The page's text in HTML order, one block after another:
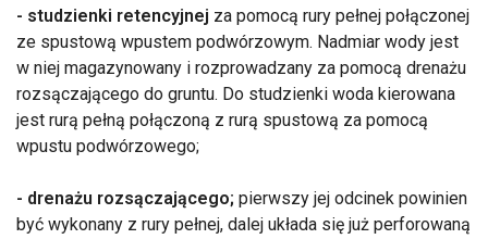
- studzienki retencyjnej za pomocą rury pełnej połączonej
ze spustową wpustem podwórzowym. Nadmiar wody jest
w niej magazynowany i rozprowadzany za pomocą drenażu
rozsączającego do gruntu. Do studzienki woda kierowana
jest rurą pełną połączoną z rurą spustową za pomocą
wpustu podwórzowego;
- drenażu rozsączającego; pierwszy jej odcinek powinien
być wykonany z rury pełnej, dalej układa się już perforowaną